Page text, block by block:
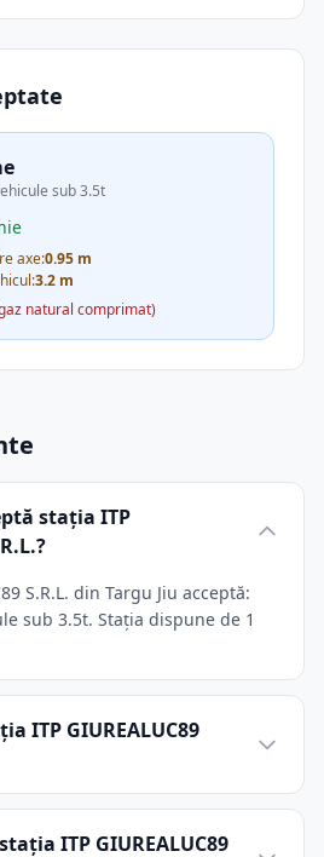
sub 3.5t
axe:0.95 m
3.2 m
natural comprimat)
stația ITP
S.R.L. din Targu Jiu acceptă:
sub 3.5t. Stația dispune de 1
ITP GIUREALUC89
ITP GIUREALUC89